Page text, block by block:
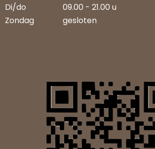
Di/do
09.00 - 21.00 u
Zondag
gesloten